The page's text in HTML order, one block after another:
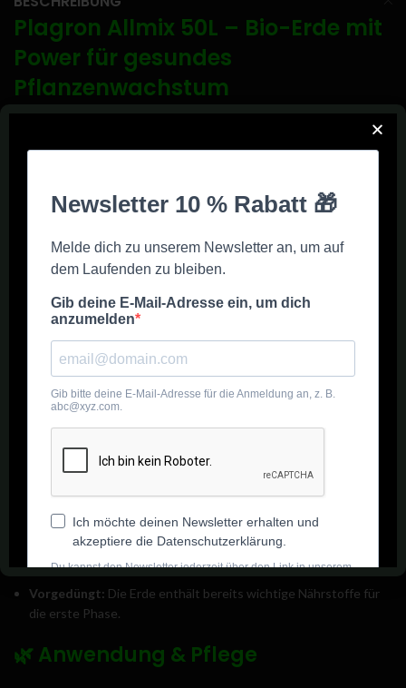
Plagron Allmix 50L – Bio-Erde mit
Power für gesundes
Pflanzenwachstum
ist ideal für alle, die ihren Pflanzen eine
besonders gute Grundlage bieten möchten. Sie besteht aus
Mischung sorgt für lockere Struktur, viel Sauerstoff im Boden und
gute Wasserspeicherung.
Dank desWurmhumus entsteht ein lebendiger Boden – das hilft
den Wurzeln, sich schnell und kräftig zu entwickeln. Die Erde ist
mit allem, was sie brauchen.
Was macht Plagron Allmix so
besonders?
Speichert Wasser gut:
Deine Pflanzen trocknen nicht so
schnell aus.
Biologisch aktiv:
Mit natürlichen Mikroorganismen für starkes
Vorgedüngt: Die Erde enthält bereits wichtige Nährstoffe für
die erste Phase.
🌿Anwendung & Pflege